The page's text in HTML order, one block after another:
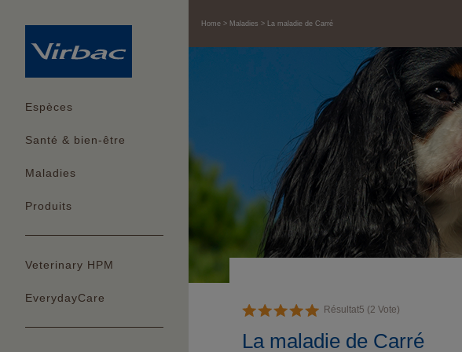
Espèces
Santé & bien-être
Maladies
Produits
Veterinary HPM
EverydayCare
Home Maladies La maladie de Carré
Résultat5 (2 Vote)
La maladie de Carré